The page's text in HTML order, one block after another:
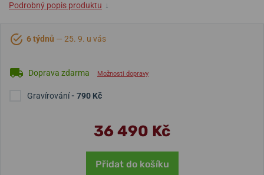
Podrobný popis produktu ↓
6 týdnů — 25. 9. u vás
Doprava zdarma Možnosti dopravy
Gravírování- 790 Kč
36 490 Kč
Přidat do košíku